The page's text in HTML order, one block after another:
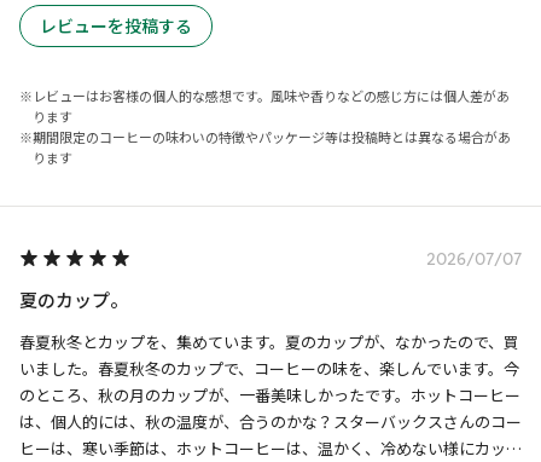
レビューを投稿する
レビューはお客様の個人的な感想です。風味や香りなどの感じ方には個人差があ
ります
期間限定のコーヒーの味わいの特徴やパッケージ等は投稿時とは異なる場合があ
ります
2026/07/07
夏のカップ。
春夏秋冬とカップを、集めています。夏のカップが、なかったので、買
いました。春夏秋冬のカップで、コーヒーの味を、楽しんでいます。今
のところ、秋の月のカップが、一番美味しかったです。ホットコーヒー
は、個人的には、秋の温度が、合うのかな？スターバックスさんのコー
ヒーは、寒い季節は、ホットコーヒーは、温かく、冷めない様にカップ